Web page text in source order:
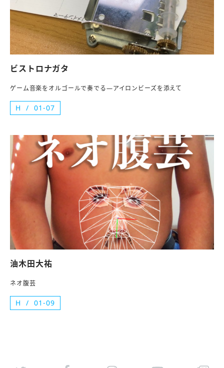
ビストロナガタ
ゲーム音楽をオルゴールで奏でる—アイロンビーズを添えて
H 01-07
油木田大祐
ネオ腹芸
H 01-09